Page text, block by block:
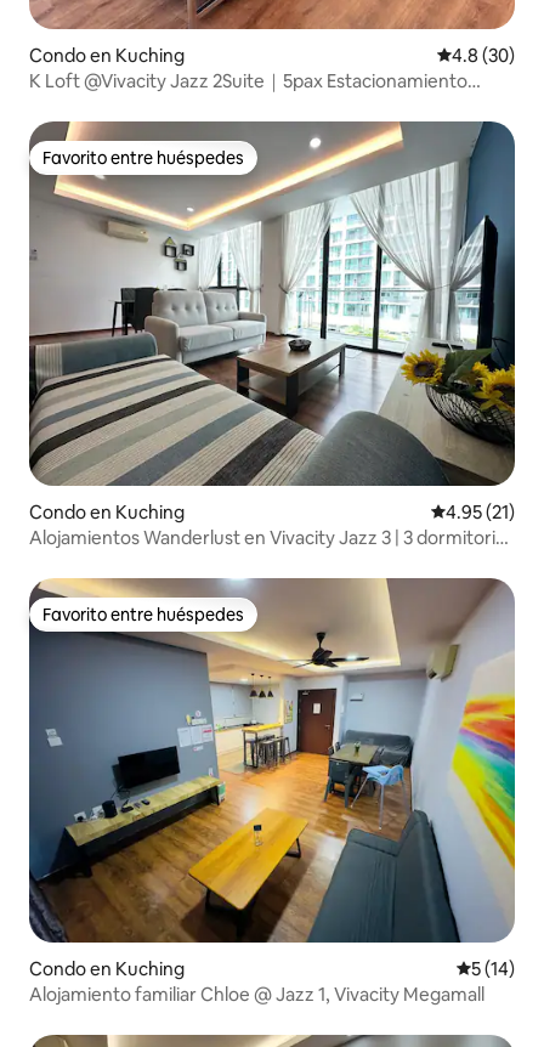
Condo en Kuching Calificación
4.8 (30)
K Loft @Vivacity Jazz 2Suite｜5pax Estacionamiento
Favorito entre huéspedes
Favorito entre huéspedes
Condo en Kuching Calificación
4.95 (21)
Alojamientos Wanderlust en Vivacity Jazz 3 | 3 dormitorios
Favorito entre huéspedes
Favorito entre huéspedes
Condo en Kuching
5 (14)
Alojamiento familiar Chloe @ Jazz 1, Vivacity Megamall